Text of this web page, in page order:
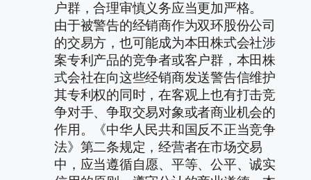
户群，合理审慎义务应当更加严格。
由于被警告的经销商作为双环股份公司
的交易方，也可能成为本田株式会社涉
案专利产品的竞争者或客户群，本田株
式会社在向这些经销商发送警告信维护
其专利权的同时，在客观上也有打击竞
争对手、争取交易对象或者商业机会的
作用。《中华人民共和国反不正当竞争
法》第二条规定，经营者在市场交易
中，应当遵循自愿、平等、公平、诚实